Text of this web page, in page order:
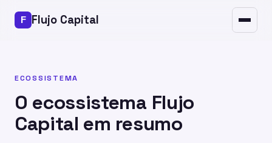
Flujo Capital
FAQ
ECOSSISTEMA
O ecossistema Flujo
Capital em resumo